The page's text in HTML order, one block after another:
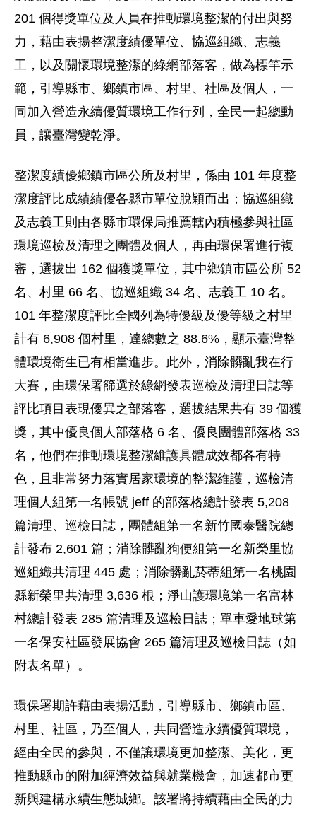
201 個得獎單位及人員在推動環境整潔的付出與努
力，藉由表揚整潔度績優單位、協巡組織、志義
工，以及關懷環境整潔的綠網部落客，做為標竿示
範，引導縣市、鄉鎮市區、村里、社區及個人，一
同加入營造永續優質環境工作行列，全民一起總動
員，讓臺灣變乾淨。
整潔度績優鄉鎮市區公所及村里，係由 101 年度整
潔度評比成績績優各縣市單位脫穎而出；協巡組織
及志義工則由各縣市環保局推薦轄內積極參與社區
環境巡檢及清理之團體及個人，再由環保署進行複
審，選拔出 162 個獲獎單位，其中鄉鎮市區公所 52
名、村里 66 名、協巡組織 34 名、志義工 10 名。
101 年整潔度評比全國列為特優級及優等級之村里
計有 6,908 個村里，達總數之 88.6%，顯示臺灣整
體環境衛生已有相當進步。此外，消除髒亂我在行
大賽，由環保署篩選於綠網發表巡檢及清理日誌等
評比項目表現優異之部落客，選拔結果共有 39 個獲
獎，其中優良個人部落格 6 名、優良團體部落格 33
名，他們在推動環境整潔維護具體成效都各有特
色，且非常努力落實居家環境的整潔維護，巡檢清
理個人組第一名帳號 jeff 的部落格總計發表 5,208
篇清理、巡檢日誌，團體組第一名新竹國泰醫院總
計發布 2,601 篇；消除髒亂狗便組第一名新榮里協
巡組織共清理 445 處；消除髒亂菸蒂組第一名桃園
縣新榮里共清理 3,636 根；淨山護環境第一名富林
村總計發表 285 篇清理及巡檢日誌；單車愛地球第
一名保安社區發展協會 265 篇清理及巡檢日誌（如
附表名單）。
環保署期許藉由表揚活動，引導縣市、鄉鎮市區、
村里、社區，乃至個人，共同營造永續優質環境，
經由全民的參與，不僅讓環境更加整潔、美化，更
推動縣市的附加經濟效益與就業機會，加速都市更
新與建構永續生態城鄉。該署將持續藉由全民的力